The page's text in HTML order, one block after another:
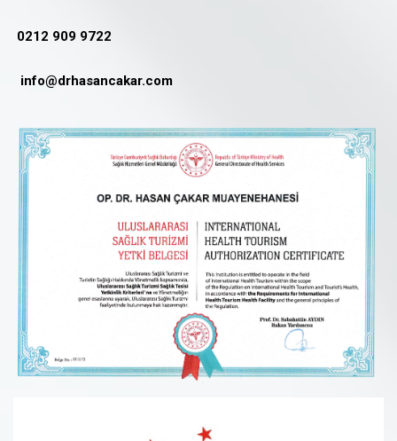
0212 909 9722
info@drhasancakar.com